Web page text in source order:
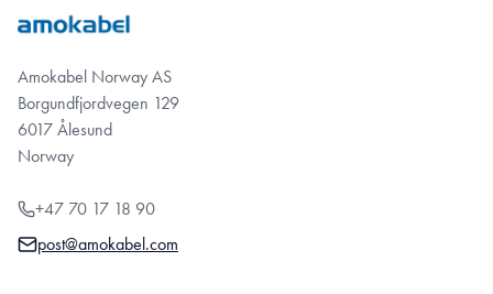
Amokabel Norway AS
Borgundfjordvegen 129
6017 Ålesund
Norway
+47 70 17 18 90
post@amokabel.com